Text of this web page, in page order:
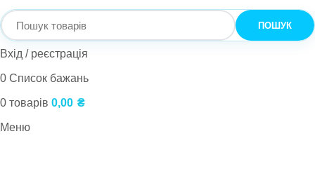
ПОШУК
Вхід / реєстрація
0 Список бажань
0 товарів 0,00 ₴
Меню